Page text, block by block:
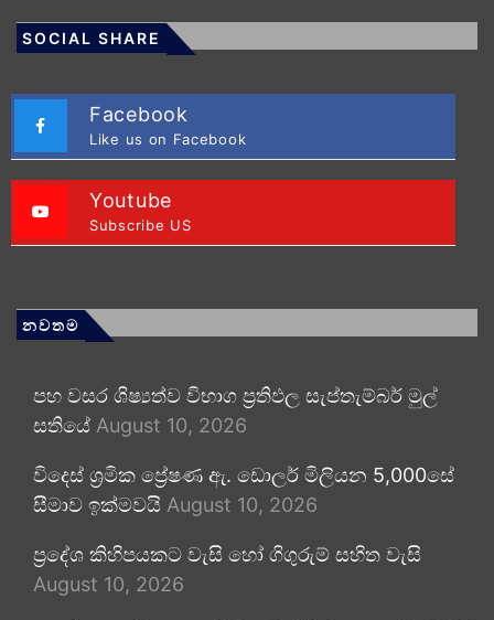
SOCIAL SHARE
Facebook
Like us on Facebook
Youtube
Subscribe US
නවතම
පහ වසර ශිෂ්‍යත්ව විභාග ප්‍රතිඵල සැප්තැම්බර් මුල්
සතියේ August 10, 2026
විදෙස් ශ්‍රමික ප්‍රේෂණ ඇ. ඩොලර් මිලියන 5,000සේ
සීමාව ඉක්මවයි August 10, 2026
ප්‍රදේශ කිහිපයකට වැසි හෝ ගිගුරුම් සහිත වැසි
August 10, 2026